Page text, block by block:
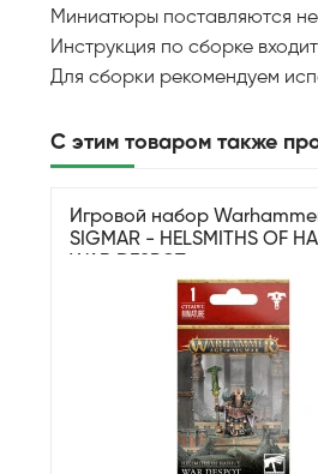
Миниатюры поставляются
Инструкция по сборке
Для сборки рекомендуем
С этим товаром также
Игровой набор
SIGMAR - HELSMITHS OF